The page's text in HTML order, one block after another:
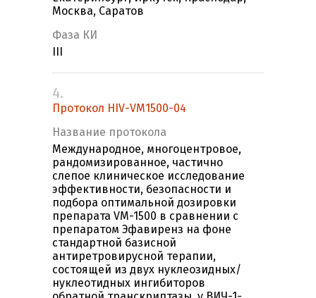
Москва, Саратов
Фаза КИ
4.
Протокол HIV-VM1500-04
Название протокола
Международное, многоцентровое,
рандомизированное, частично
слепое клиническое исследование
эффективности, безопасности и
подбора оптимальной дозировки
препарата VM-1500 в сравнении с
препаратом Эфавиренз на фоне
стандартной базисной
антиретровирусной терапии,
состоящей из двух нуклеозидных/
нуклеотидных ингибиторов